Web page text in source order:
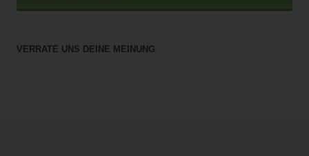
VERRATE UNS DEINE MEINUNG